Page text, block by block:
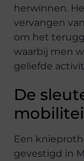
herwinnen.
vervangen
om het
waarbij men
geliefde
De
Een
gevestigd in